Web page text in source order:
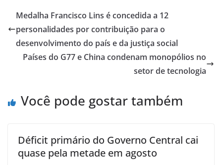
Medalha Francisco Lins é concedida a 12
personalidades por contribuição para o
desenvolvimento do país e da justiça social
Países do G77 e China condenam monopólios no
setor de tecnologia
Você pode gostar também
Déficit primário do Governo Central cai
quase pela metade em agosto